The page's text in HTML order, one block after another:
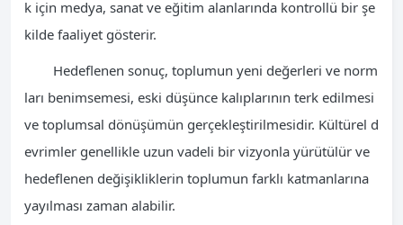
k için medya, sanat ve eğitim alanlarında kontrollü bir şe
kilde faaliyet gösterir.
Hedeflenen sonuç, toplumun yeni değerleri ve norm
ları benimsemesi, eski düşünce kalıplarının terk edilmesi
ve toplumsal dönüşümün gerçekleştirilmesidir. Kültürel d
evrimler genellikle uzun vadeli bir vizyonla yürütülür ve
hedeflenen değişikliklerin toplumun farklı katmanlarına
yayılması zaman alabilir.